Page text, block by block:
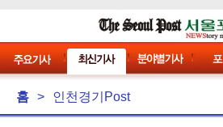
홈 > 인천경기Post